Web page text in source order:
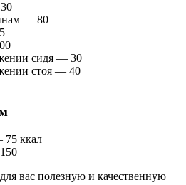
— 80
сидя — 30
стоя — 40
ккал
вас полезную и качественную